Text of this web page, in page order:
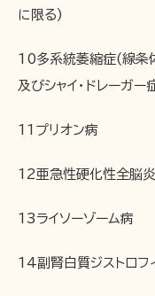
に限る)
10多系統萎縮症(線条
及びシャイ・ドレーガー
11プリオン病
12亜急性硬化性全脳炎
13ライソーゾーム病
14副腎白質ジストロフ